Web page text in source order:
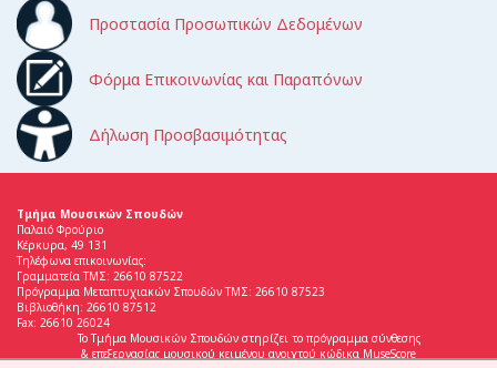
Προστασία Προσωπικών Δεδομένων
Φόρμα Επικοινωνίας και Παραπόνων
Δήλωση Προσβασιμότητας
Τμήμα Μουσικών Σπουδών
Παλαιό Φρούριο
Κέρκυρα, 49 131
Τηλέφωνα επικοινωνίας:
Γραμματεία ΤΜΣ: 26610 87522
Πρόγραμμα Μεταπτυχιακών Σπουδών ΤΜΣ: 26610 87523
Βιβλιοθήκη: 26610 87512
Fax: 26610 26024
Το Τμήμα Μουσικών Σπουδών στηρίζει το πρόγραμμα σύνθεσης
& επεξεργασίας μουσικού κειμένου ανοιχτού κώδικα MuseScore